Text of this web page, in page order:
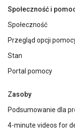
Społeczność i
Społeczność
Przegląd opcji
Stan
Portal pomocy
Zasoby
Podsumowanie dla
4-minute videos for